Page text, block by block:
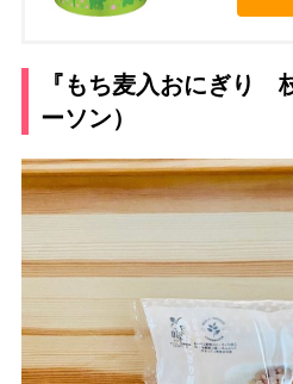
『もち麦入おにぎり
ーソン）